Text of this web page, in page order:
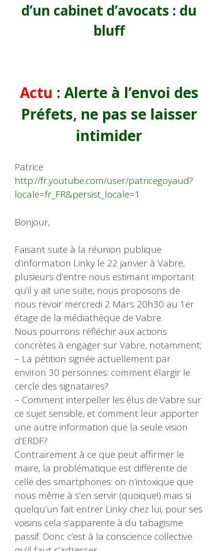
d’un cabinet d’avocats : du
bluff
Actu : Alerte à l’envoi des
Préfets, ne pas se laisser
intimider
Patrice
http://fr.youtube.com/user/patricegoyaud?
locale=fr_FR&persist_locale=1
Bonjour,
Faisant suite à la réunion publique
d’information Linky le 22 janvier à Vabre,
plusieurs d’entre nous estimant important
qu’il y ait une suite, nous proposons de
nous revoir mercredi 2 Mars 20h30 au 1er
étage de la médiathèque de Vabre.
Nous pourrons réfléchir aux actions
concrètes à engager sur Vabre, notamment;
– La pétition signée actuellement par
environ 30 personnes: comment élargir le
cercle des signataires?
– Comment interpeller les élus de Vabre sur
ce sujet sensible, et comment leur apporter
une autre information que la seule vision
d’ERDF?
Contrairement à ce que peut affirmer le
maire, la problématique est différente de
celle des smartphones: on n’intoxique que
nous même à s’en servir (quoique!) mais si
quelqu’un fait entrer Linky chez lui, pour ses
voisins cela s’apparente à du tabagisme
passif. Donc c’est à la conscience collective